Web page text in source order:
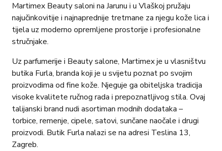
Martimex Beauty saloni na Jarunu i u Vlaškoj pružaju
najučinkovitije i najnaprednije tretmane za njegu kože lica i
tijela uz moderno opremljene prostorije i profesionalne
stručnjake.
Uz parfumerije i Beauty salone, Martimex je u vlasništvu
butika Furla, branda koji je u svijetu poznat po svojim
proizvodima od fine kože. Njeguje ga obiteljska tradicija
visoke kvalitete ručnog rada i prepoznatljivog stila. Ovaj
talijanski brand nudi asortiman modnih dodataka –
torbice, remenje, cipele, satovi, sunčane naočale i drugi
proizvodi. Butik Furla nalazi se na adresi Teslina 13,
Zagreb.